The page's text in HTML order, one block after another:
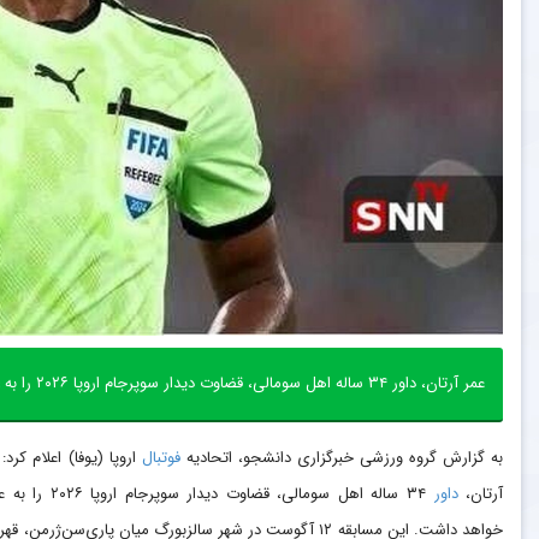
عمر آرتان، داور ۳۴ ساله اهل سومالی، قضاوت دیدار سوپرجام اروپا ۲۰۲۶ را به عهده خواهد داشت.
به گزارش گروه ورزشی خبرگزاری دانشجو، اتحادیهفوتبال اروپا (یوفا) اعلام
آرتان،داور
۳۴ ساله اهل سومالی، قضاوت دیدار
خواهد داشت. این مسابقه ۱۲ آگوست در شهر سالزبورگ میان پاری‌سن‌ژرمن،